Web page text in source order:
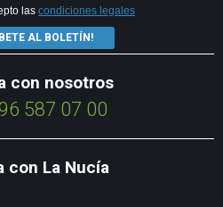
las condiciones legales
AL BOLETÍN!
con nosotros
587 07 00
con La Nucía